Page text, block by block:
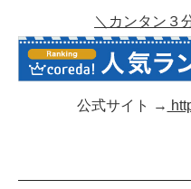
＼カンタン３
公式サイト →